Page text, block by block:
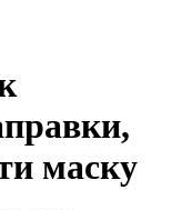
маску